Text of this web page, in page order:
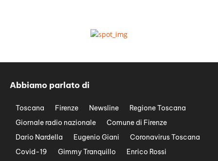
Abbiamo parlato di
Toscana Firenze Newsline
Regione Toscana
Giornale radio nazionale
Comune di Firenze
Dario Nardella
Eugenio Giani
Coronavirus Toscana
Covid-19
Gimmy Tranquillo
Enrico Rossi